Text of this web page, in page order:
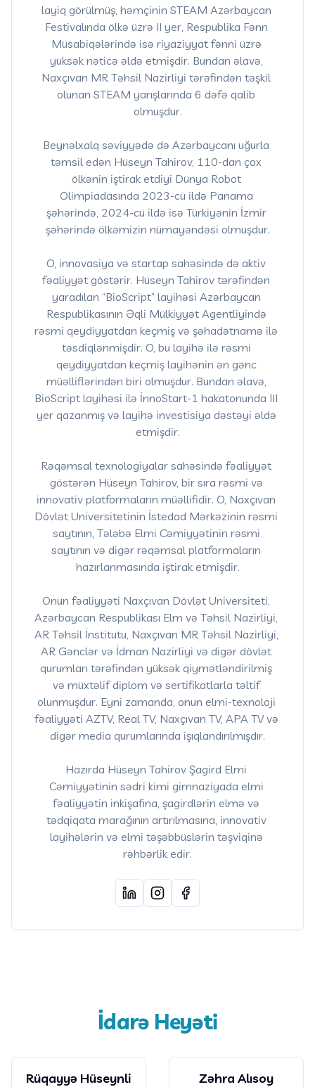
layiq görülmüş, həmçinin STEAM Azərbaycan
Festivalında ölkə üzrə II yer, Respublika Fənn
Müsabiqələrində isə riyaziyyat fənni üzrə
yüksək nəticə əldə etmişdir. Bundan əlavə,
Naxçıvan MR Təhsil Nazirliyi tərəfindən təşkil
olunan STEAM yarışlarında 6 dəfə qalib
olmuşdur.
Beynəlxalq səviyyədə də Azərbaycanı uğurla
təmsil edən Hüseyn Tahirov, 110-dan çox
ölkənin iştirak etdiyi Dünya Robot
Olimpiadasında 2023-cü ildə Panama
şəhərində, 2024-cü ildə isə Türkiyənin İzmir
şəhərində ölkəmizin nümayəndəsi olmuşdur.
O, innovasiya və startap sahəsində də aktiv
fəaliyyət göstərir. Hüseyn Tahirov tərəfindən
yaradılan “BioScript” layihəsi Azərbaycan
Respublikasının Əqli Mülkiyyət Agentliyində
rəsmi qeydiyyatdan keçmiş və şəhadətnamə ilə
təsdiqlənmişdir. O, bu layihə ilə rəsmi
qeydiyyatdan keçmiş layihənin ən gənc
müəlliflərindən biri olmuşdur. Bundan əlavə,
BioScript layihəsi ilə İnnoStart-1 hakatonunda III
yer qazanmış və layihə investisiya dəstəyi əldə
etmişdir.
Rəqəmsal texnologiyalar sahəsində fəaliyyət
göstərən Hüseyn Tahirov, bir sıra rəsmi və
innovativ platformaların müəllifidir. O, Naxçıvan
Dövlət Universitetinin İstedad Mərkəzinin rəsmi
saytının, Tələbə Elmi Cəmiyyətinin rəsmi
saytının və digər rəqəmsal platformaların
hazırlanmasında iştirak etmişdir.
Onun fəaliyyəti Naxçıvan Dövlət Universiteti,
Azərbaycan Respublikası Elm və Təhsil Nazirliyi,
AR Təhsil İnstitutu, Naxçıvan MR Təhsil Nazirliyi,
AR Gənclər və İdman Nazirliyi və digər dövlət
qurumları tərəfindən yüksək qiymətləndirilmiş
və müxtəlif diplom və sertifikatlarla təltif
olunmuşdur. Eyni zamanda, onun elmi-texnoloji
fəaliyyəti AZTV, Real TV, Naxçıvan TV, APA TV və
digər media qurumlarında işıqlandırılmışdır.
Hazırda Hüseyn Tahirov Şagird Elmi
Cəmiyyətinin sədri kimi gimnaziyada elmi
fəaliyyətin inkişafına, şagirdlərin elmə və
tədqiqata marağının artırılmasına, innovativ
layihələrin və elmi təşəbbüslərin təşviqinə
rəhbərlik edir.
İdarə Heyəti
Rüqayyə Hüseynli Zəhra Alısoy